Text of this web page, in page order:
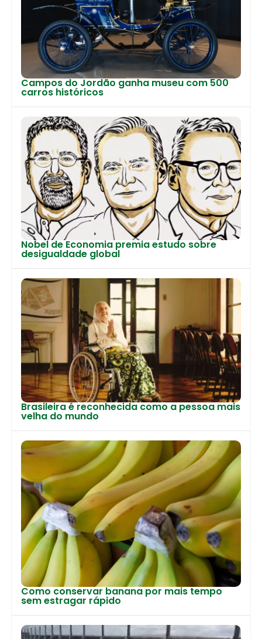
Campos do Jordão ganha museu com 500
carros históricos
Nobel de Economia premia estudo sobre
desigualdade global
Brasileira é reconhecida como a pessoa mais
velha do mundo
Como conservar banana por mais tempo
sem estragar rápido